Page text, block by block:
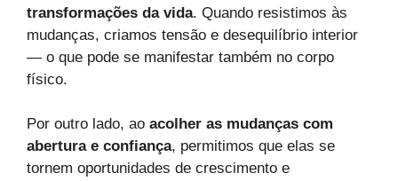
transformações da vida. Quando resistimos às
mudanças, criamos tensão e desequilíbrio interior
— o que pode se manifestar também no corpo
físico.
Por outro lado, ao acolher as mudanças com
abertura e confiança, permitimos que elas se
tornem oportunidades de crescimento e